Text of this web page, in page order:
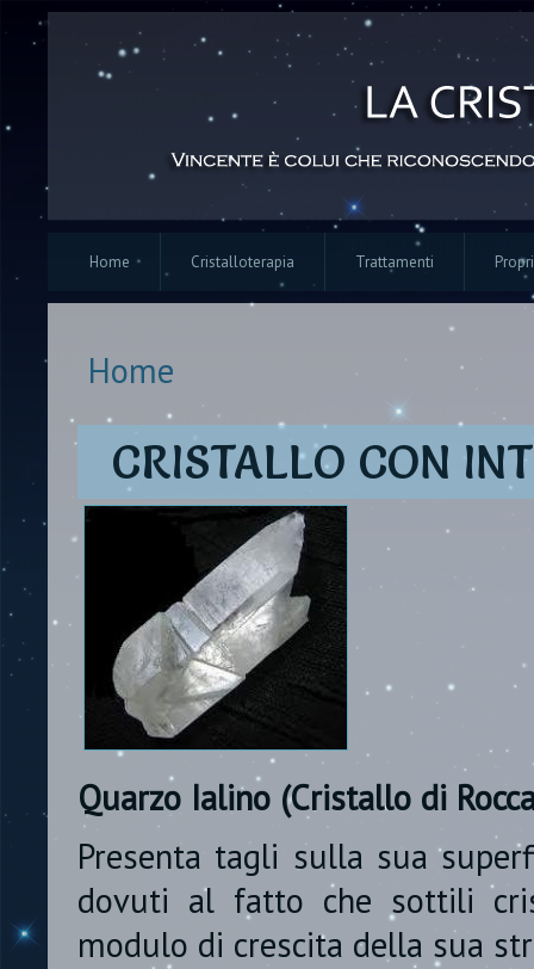
Home Cristalloterapia Trattamenti
Tu sei qui
Home
CRISTALLO CON
Quarzo Ialino (Cristallo di
Presenta tagli sulla sua
dovuti al fatto che sottili
modulo di crescita della sua